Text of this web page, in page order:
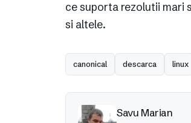
ce suporta rezolutii mari
si altele.
canonical descarca linux
Savu Marian